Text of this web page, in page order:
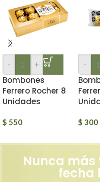
- +
Bombones
Ferrero Rocher 8
Unidades
$ 550
-
$ 300
Nunca más
fecha